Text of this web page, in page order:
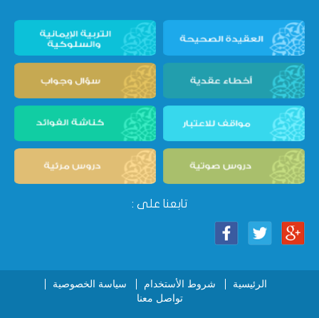
تابعنا على :
الرئيسية شروط الأستخدام
سياسة الخصوصية
تواصل معنا